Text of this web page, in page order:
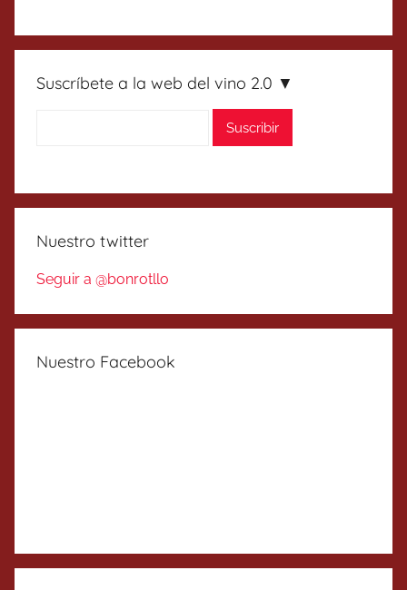
Suscríbete a la web del vino 2.0 ▼
Nuestro twitter
Seguir a @bonrotllo
Nuestro Facebook